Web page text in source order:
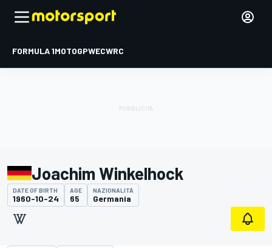
FORMULA 1MOTOGPWECWRC
Joachim Winkelhock
DATE OF BIRTH
1960-10-24
AGE
65
NAZIONALITÀ
Germania